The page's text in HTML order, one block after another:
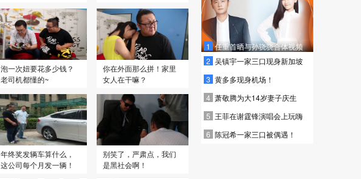
泡一次妞要花多少钱？
老司机都懂的~
你在外面那么拼！家里
女人在干嘛？
年终奖发辆车算什么，
这公司每个月发一辆！
别笑了，严肃点，我们
是黑社会啊！
1 任重首晒与孙骁骁合体视频
2 吴镇宇一家三口现身新加坡
3 黄多多现身机场！
4 萧敬腾为大14岁妻子庆生
5 王菲在谢霆锋演唱会上玩嗨
6 陈冠希一家三口被偶遇！